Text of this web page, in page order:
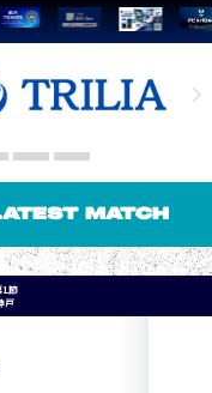
MATCH
1節
戸